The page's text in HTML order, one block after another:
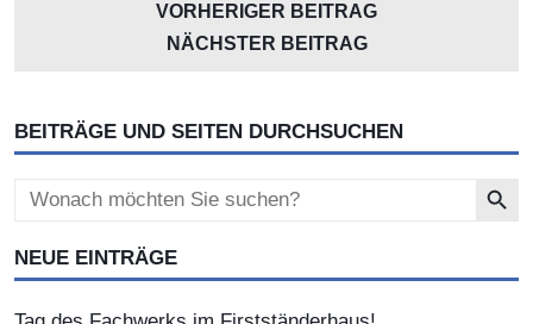
VORHERIGER BEITRAG
NÄCHSTER BEITRAG
BEITRÄGE UND SEITEN DURCHSUCHEN
Search
for:
NEUE EINTRÄGE